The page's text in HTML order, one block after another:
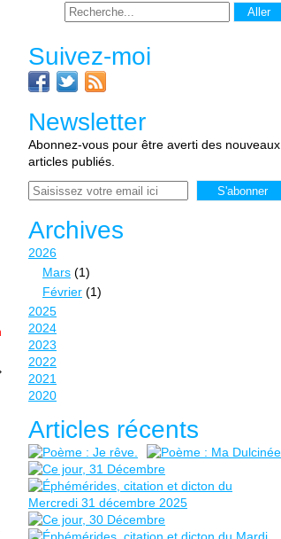
Suivez-moi
Newsletter
Abonnez-vous pour être averti des nouveaux
articles publiés.
Email
Archives
2026
Mars (1)
Février (1)
2025
2024
2023
2022
2021
2020
Articles récents